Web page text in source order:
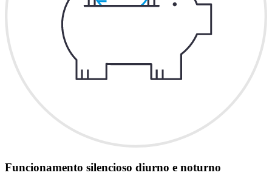
Funcionamento silencioso diurno e noturno